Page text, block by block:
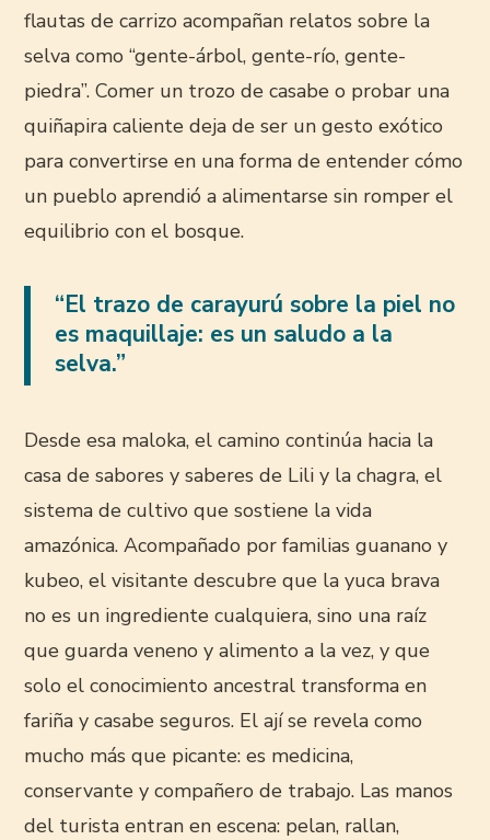
flautas de carrizo acompañan relatos sobre la
selva como “gente-árbol, gente-río, gente-
piedra”. Comer un trozo de casabe o probar una
quiñapira caliente deja de ser un gesto exótico
para convertirse en una forma de entender cómo
un pueblo aprendió a alimentarse sin romper el
equilibrio con el bosque.
“El trazo de carayurú sobre la piel no
es maquillaje: es un saludo a la
selva.”
Desde esa maloka, el camino continúa hacia la
casa de sabores y saberes de Lili y la chagra, el
sistema de cultivo que sostiene la vida
amazónica. Acompañado por familias guanano y
kubeo, el visitante descubre que la yuca brava
no es un ingrediente cualquiera, sino una raíz
que guarda veneno y alimento a la vez, y que
solo el conocimiento ancestral transforma en
fariña y casabe seguros. El ají se revela como
mucho más que picante: es medicina,
conservante y compañero de trabajo. Las manos
del turista entran en escena: pelan, rallan,